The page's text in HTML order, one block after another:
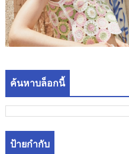
ค้นหาบล็อกนี้
ป้ายกำกับ